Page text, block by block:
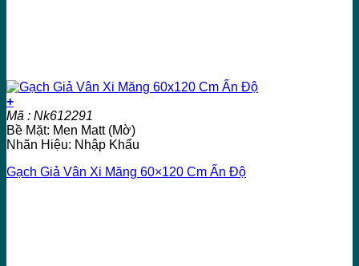
+
Mã : Nk612291
Bề Mặt: Men Matt (Mờ)
Nhãn Hiệu: Nhập Khẩu
Gạch Giả Vân Xi Măng 60×120 Cm Ấn Độ